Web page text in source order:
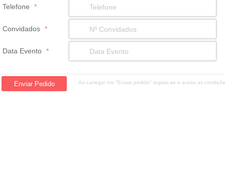
Telefone *
Convidados *
Data Evento *
Ao carregar em "Enviar pedido" regista-se e aceita as